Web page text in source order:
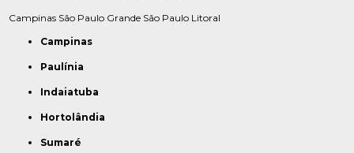
Campinas São Paulo Grande São Paulo Litoral
Campinas
Paulínia
Indaiatuba
Hortolândia
Sumaré